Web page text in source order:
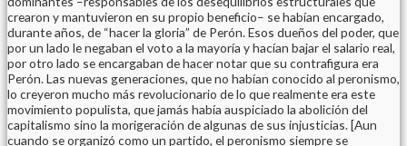
crearon y mantuvieron en su propio beneficio– se habían encargado,
durante años, de “hacer la gloria” de Perón. Esos dueños del poder, que
por un lado le negaban el voto a la mayoría y hacían bajar el salario real,
por otro lado se encargaban de hacer notar que su contrafigura era
Perón. Las nuevas generaciones, que no habían conocido al peronismo,
lo creyeron mucho más revolucionario de lo que realmente era este
movimiento populista, que jamás había auspiciado la abolición del
capitalismo sino la morigeración de algunas de sus injusticias. [Aun
cuando se organizó como un partido, el peronismo siempre se